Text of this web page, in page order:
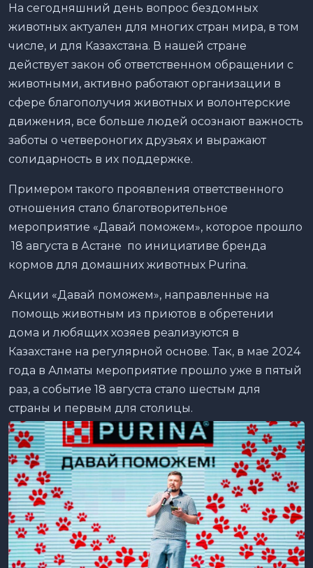
На сегодняшний день вопрос бездомных
животных актуален для многих стран мира, в том
числе, и для Казахстана. В нашей стране
действует закон об ответственном обращении с
животными, активно работают организации в
сфере благополучия животных и волонтерские
движения, все больше людей осознают важность
заботы о четвероногих друзьях и выражают
солидарность в их поддержке.
Примером такого проявления ответственного
отношения стало благотворительное
мероприятие «Давай поможем», которое прошло
18 августа в Астане по инициативе бренда
кормов для домашних животных Purina.
Акции «Давай поможем», направленные на
помощь животным из приютов в обретении
дома и любящих хозяев реализуются в
Казахстане на регулярной основе. Так, в мае 2024
года в Алматы мероприятие прошло уже в пятый
раз, а событие 18 августа стало шестым для
страны и первым для столицы.